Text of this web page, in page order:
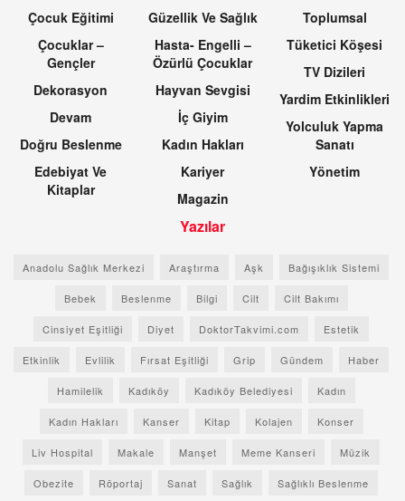
Çocuk Eğitimi
Çocuklar –
Gençler
Dekorasyon
Devam
Doğru Beslenme
Edebiyat Ve
Kitaplar
Güzellik Ve Sağlık
Hasta- Engelli –
Özürlü Çocuklar
Hayvan Sevgisi
İç Giyim
Kadın Hakları
Kariyer
Magazin
Toplumsal
Tüketici Köşesi
TV Dizileri
Yardim Etkinlikleri
Yolculuk Yapma
Sanatı
Yönetim
Yazılar
Anadolu Sağlık Merkezi Araştırma Aşk Bağışıklık Sistemi
Bebek Beslenme Bilgi Cilt Cilt Bakımı
Cinsiyet Eşitliği Diyet DoktorTakvimi.com Estetik
Etkinlik Evlilik Fırsat Eşitliği Grip Gündem Haber
Hamilelik Kadıköy Kadıköy Belediyesi Kadın
Kadın Hakları Kanser Kitap Kolajen Konser
Liv Hospital Makale Manşet Meme Kanseri Müzik
Obezite Röportaj Sanat Sağlık Sağlıklı Beslenme